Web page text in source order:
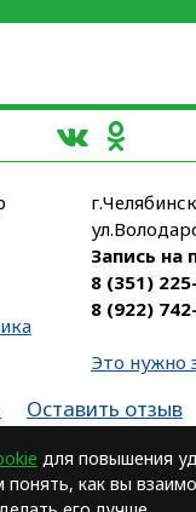
Запись на
8 (351)
8 (922)
Это нужно
Оставить отзыв
от 14.10.2016,
Челябинской
для повышения
как вы